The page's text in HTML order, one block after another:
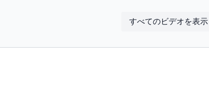
すべてのビデオを表示